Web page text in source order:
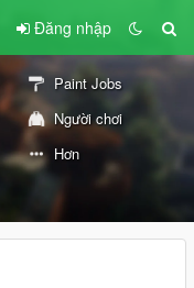
Đăng nhập
Paint Jobs
Người chơi
Hơn